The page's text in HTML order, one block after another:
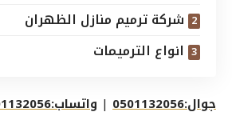
شركة ترميم منازل الظهران
انواع الترميمات
جوال:0501132056 | واتساب:0501132056